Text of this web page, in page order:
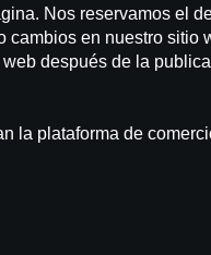
Nos reservamos el
en nuestro sitio
después de la
la plataforma de